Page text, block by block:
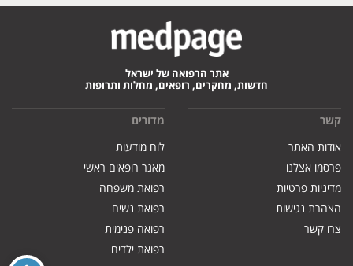
אתר הרפואה של ישראל
חדשות, מחקרים, רופאים, מחלות ותרופות
קשר
אודות האתר
פרסמו אצלנו
מדיניות פרטיות
הצהרת נגישות
צרו קשר
מדורים
לוח מודעות
מאגר רופאים ראשי
רפואת משפחה
רפואת נשים
רפואה פנימית
רפואת ילדים